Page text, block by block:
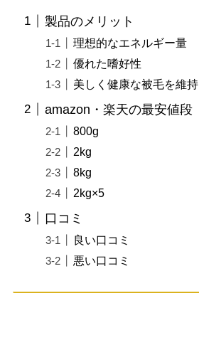
製品のメリット
理想的なエネルギー量
優れた嗜好性
美しく健康な被毛を維持
amazon・楽天の最安値段
800g
2kg
8kg
2kg×5
口コミ
良い口コミ
悪い口コミ